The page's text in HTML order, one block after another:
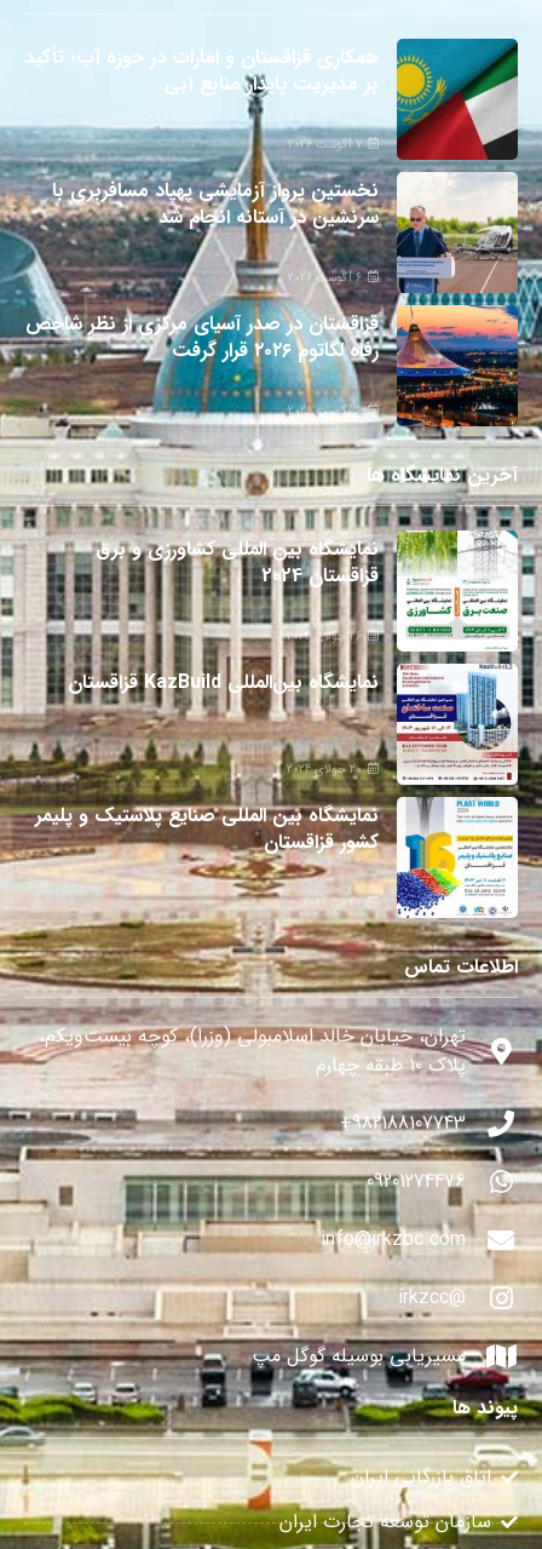
همکاری قزاقستان و امارات در حوزه آب؛ تأکید
بر مدیریت پایدار منابع آبی
7 آگوست 2026
نخستین پرواز آزمایشی پهپاد مسافربری با
سرنشین در آستانه انجام شد
6 آگوست 2026
قزاقستان در صدر آسیای مرکزی از نظر شاخص
رفاه لگاتوم ۲۰۲۶ قرار گرفت
6 آگوست 2026
آخرین نمایشگاه ها
نمایشگاه بین المللی کشاورزی و برق
قزاقستان 2024
26 جولای 2024
نمایشگاه بین‌المللی KazBuild قزاقستان
20 جولای 2024
نمایشگاه بین المللی صنایع پلاستیک و پلیمر
کشور قزاقستان
27 می 2024
اطلاعات تماس
تهران، خیابان خالد اسلامبولی (وزرا)، کوچه بیست‌ویکم،
پلاک ۱۰ طبقه چهارم
982188107743+
09201274476
info@irkzbc.com
@irkzcc
مسیریابی بوسیله گوگل مپ
پیوند ها
اتاق بازرگانی ایران
سازمان توسعه تجارت ایران